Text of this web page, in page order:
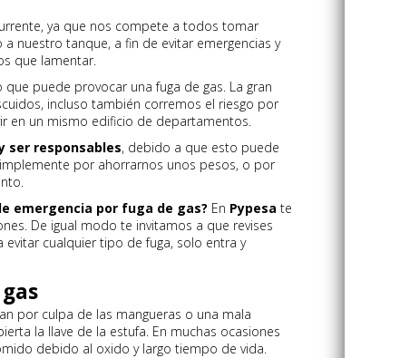
ya que nos compete a todos tomar
nuestro tanque, a fin de evitar emergencias y
que lamentar.
puede provocar una fuga de gas. La gran
incluso también corremos el riesgo por
en un mismo edificio de departamentos.
ser responsables, debido a que esto puede
por ahorrarnos unos pesos, o por
emergencia por fuga de gas? En Pypesa te
De igual modo te invitamos a que revises
cualquier tipo de fuga, solo entra y
por culpa de las mangueras o una mala
la llave de la estufa. En muchas ocasiones
debido al oxido y largo tiempo de vida.